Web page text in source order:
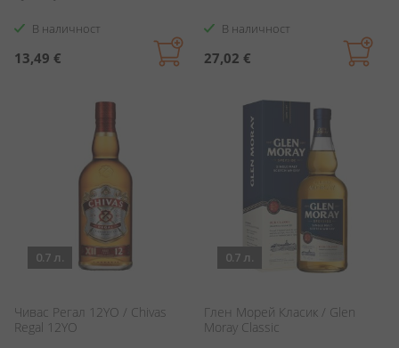
В наличност
13,49 €
В наличност
27,02 €
0.7 л.
Чивас Регал 12YO / Chivas
Regal 12YO
0.7 л.
Глен Морей Класик / Glen
Moray Classic